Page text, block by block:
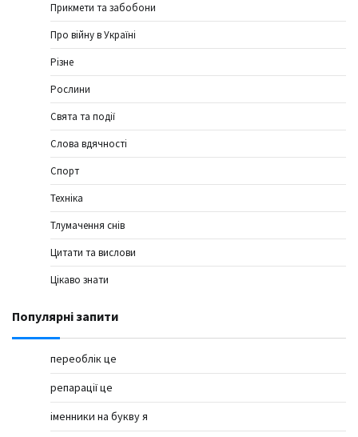
Прикмети та забобони
Про війну в Україні
Різне
Рослини
Свята та події
Слова вдячності
Спорт
Техніка
Тлумачення снів
Цитати та вислови
Цікаво знати
Популярні запити
переоблік це
репарації це
іменники на букву я